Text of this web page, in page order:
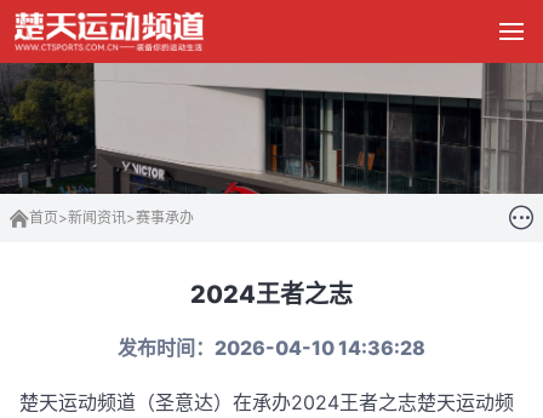
首页>新闻资讯>赛事承办
2024王者之志
发布时间：2026-04-10 14:36:28
楚天运动频道（圣意达）在承办2024王者之志楚天运动频